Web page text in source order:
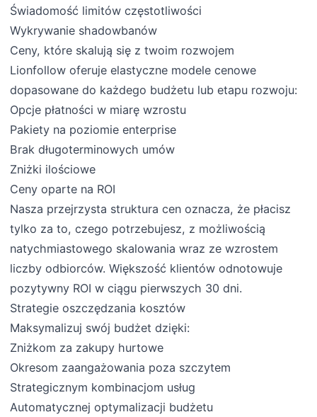
Świadomość limitów częstotliwości
Wykrywanie shadowbanów
Ceny, które skalują się z twoim rozwojem
Lionfollow oferuje elastyczne modele cenowe
dopasowane do każdego budżetu lub etapu rozwoju:
Opcje płatności w miarę wzrostu
Pakiety na poziomie enterprise
Brak długoterminowych umów
Zniżki ilościowe
Ceny oparte na ROI
Nasza przejrzysta struktura cen oznacza, że płacisz
tylko za to, czego potrzebujesz, z możliwością
natychmiastowego skalowania wraz ze wzrostem
liczby odbiorców. Większość klientów odnotowuje
pozytywny ROI w ciągu pierwszych 30 dni.
Strategie oszczędzania kosztów
Maksymalizuj swój budżet dzięki:
Zniżkom za zakupy hurtowe
Okresom zaangażowania poza szczytem
Strategicznym kombinacjom usług
Automatycznej optymalizacji budżetu